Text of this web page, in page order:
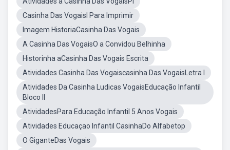
Casinha Das VogaisI Para Imprimir
Imagem HistoriaCasinha Das Vogais
A Casinha Das VogaisO a Convidou Belhinha
Historinha aCasinha Das Vogais Escrita
Atividades Casinha Das Vogaiscasinha Das VogaisLetra I
Atividades Da Casinha Ludicas VogaisEducação Infantil
Bloco II
AtividadesPara Educação Infantil 5 Anos Vogais
Atividades Educaçao Infantil CasinhaDo Alfabetop
O GiganteDas Vogais